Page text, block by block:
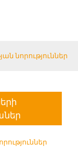
նորություններ